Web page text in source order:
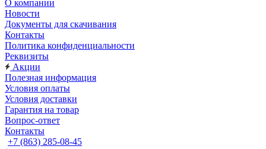
О компании
Новости
Документы для скачивания
Контакты
Политика конфиденциальности
Реквизиты
Акции
Полезная информация
Условия оплаты
Условия доставки
Гарантия на товар
Вопрос-ответ
Контакты
+7 (863) 285-08-45